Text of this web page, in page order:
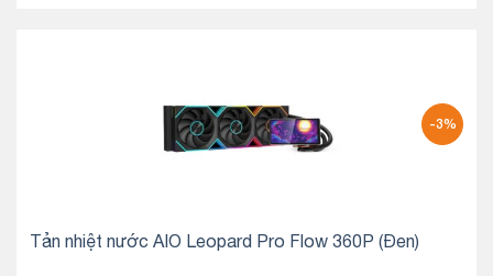
-3%
Tản nhiệt nước AIO Leopard Pro Flow 360P (Đen)